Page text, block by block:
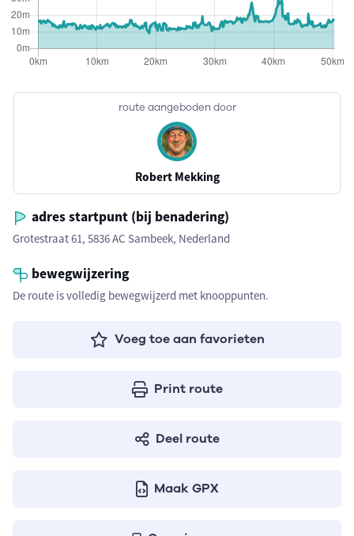
route aangeboden door
Robert Mekking
adres startpunt (bij benadering)
Grotestraat 61, 5836 AC Sambeek, Nederland
bewegwijzering
De route is volledig bewegwijzerd met knooppunten.
Voeg toe aan favorieten
Print route
Deel route
Maak GPX